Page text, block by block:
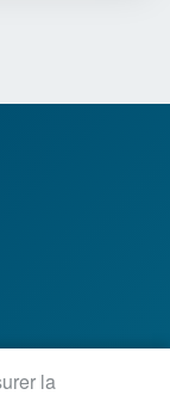
la